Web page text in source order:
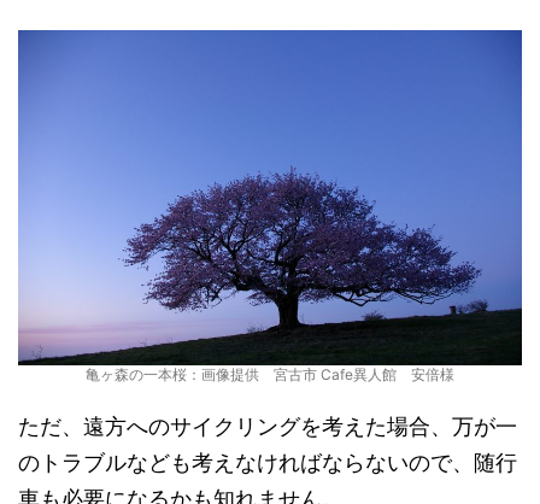
亀ヶ森の一本桜：画像提供 宮古市 Cafe異人館 安倍様
ただ、遠方へのサイクリングを考えた場合、万が一
のトラブルなども考えなければならないので、随行
車も必要になるかも知れません。